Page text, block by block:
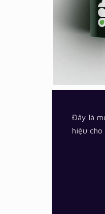
Đây là
hiệu cho